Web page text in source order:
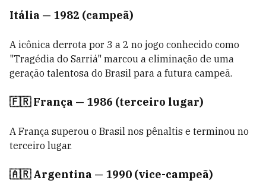
Itália — 1982 (campeã)
A icônica derrota por 3 a 2 no jogo conhecido como
"Tragédia do Sarriá" marcou a eliminação de uma
geração talentosa do Brasil para a futura campeã.
🇫🇷 França — 1986 (terceiro lugar)
A França superou o Brasil nos pênaltis e terminou no
terceiro lugar.
🇦🇷 Argentina — 1990 (vice-campeã)